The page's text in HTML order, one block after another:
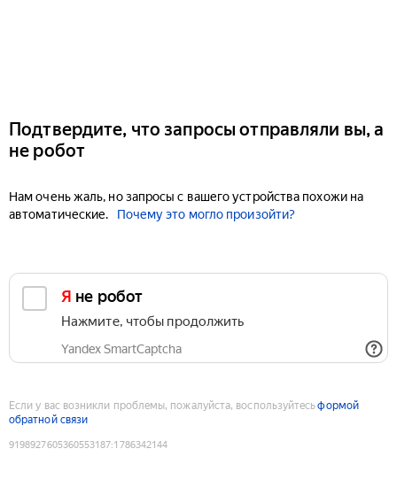
Подтвердите, что запросы отправляли вы, а
не робот
Нам очень жаль, но запросы с вашего устройства похожи на
автоматические.
Почему это могло произойти?
Я не робот
Нажмите, чтобы продолжить
Yandex SmartCaptcha
Если у вас возникли проблемы, пожалуйста, воспользуйтесьформой
обратной связи
9198927605360553187:1786342144